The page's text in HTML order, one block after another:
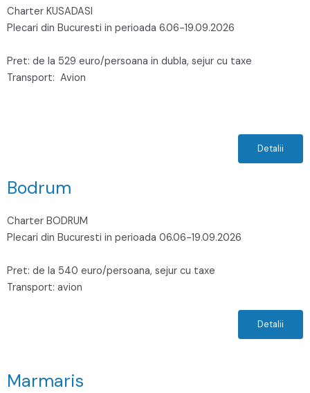
Charter KUSADASI
Plecari din Bucuresti in perioada 6.06-19.09.2026
Pret: de la 529 euro/persoana in dubla, sejur cu taxe
Transport: Avion
Detalii
Bodrum
Charter BODRUM
Plecari din Bucuresti in perioada 06.06-19.09.2026
Pret: de la 540 euro/persoana, sejur cu taxe
Transport: avion
Detalii
Marmaris